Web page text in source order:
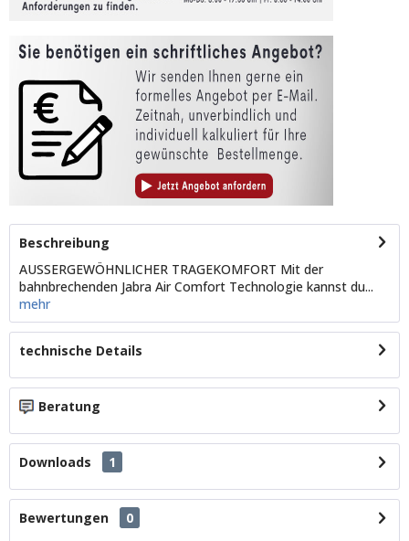
Beschreibung
AUSSERGEWÖHNLICHER TRAGEKOMFORT Mit der
bahnbrechenden Jabra Air Comfort Technologie kannst du...
mehr
technische Details
Beratung
Downloads 1
Bewertungen 0